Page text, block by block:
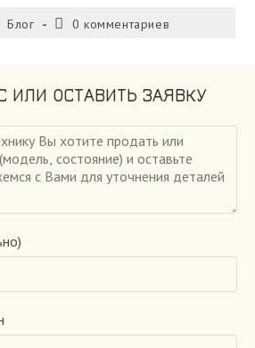
Блог
Комментарии
0 комментариев
ИЛИ ОСТАВИТЬ ЗАЯВКУ